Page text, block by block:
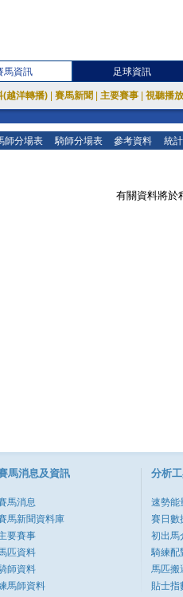
馬資訊 足球資訊
(越洋轉播) 賽馬新聞 主要賽事 視聽播
師分場表 騎師分場表 參考資料 統
有關資料將於
馬消息及資訊
馬消息
馬新聞資料庫
要賽事
匹資料
師資料
馬師資料
分析
速勢能
賽日數
初出馬
騎練配
馬匹搬
貼士指